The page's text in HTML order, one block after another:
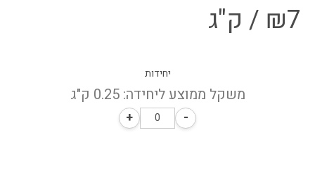
₪7 / ק"ג
יחידות
משקל ממוצע ליחידה: 0.25 ק"ג
-
+